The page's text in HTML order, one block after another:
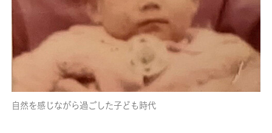
自然を感じながら過ごした子ども時代